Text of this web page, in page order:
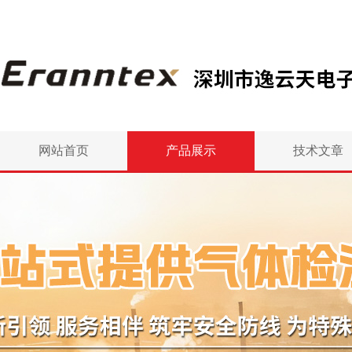
网站首页 产品展示 技术文章